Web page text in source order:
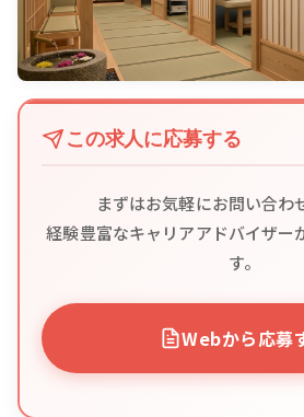
この求人に応募する
まずはお気軽にお問い合わ
経験豊富なキャリアアドバイザー
す。
Webから応募